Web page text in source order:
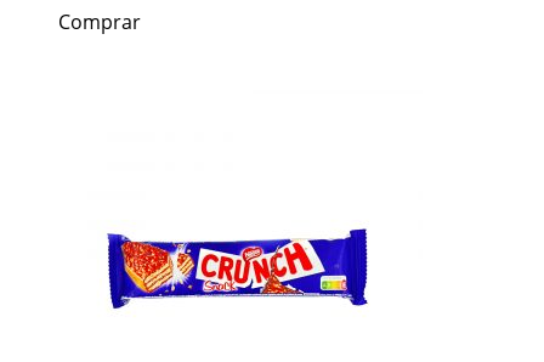
Comprar